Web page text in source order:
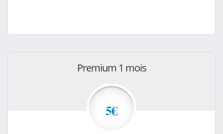
Premium 1 mois
5€